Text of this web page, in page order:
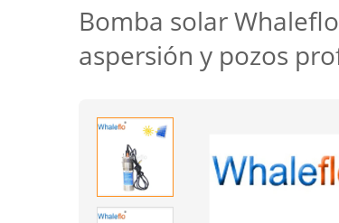
Bomba solar
aspersión y pozos